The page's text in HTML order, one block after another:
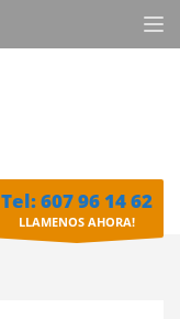
Tel: 607 96 14 62
LLAMENOS AHORA!